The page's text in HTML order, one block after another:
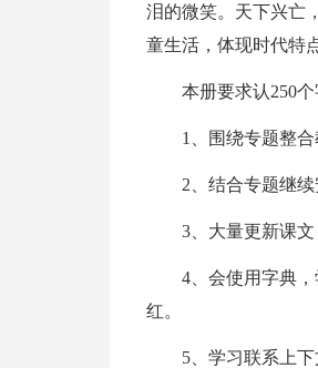
泪的微笑。天下兴亡
童生活，体现时代特
本册要求认250
1、围绕专题整合
2、结合专题继
3、大量更新课文
4、会使用字典
红。
5、学习联系上